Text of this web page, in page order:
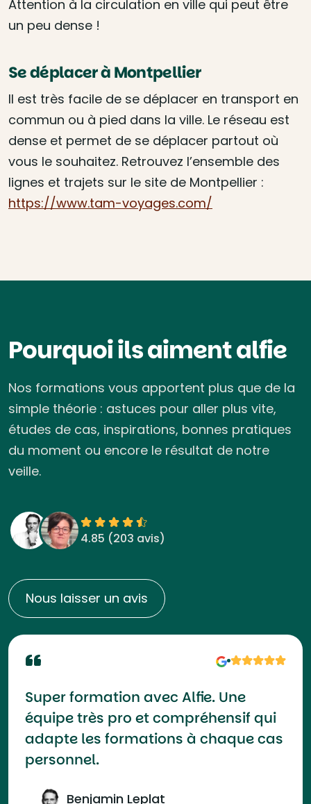
Attention à la circulation en ville qui peut être
un peu dense !
Se déplacer à Montpellier
Il est très facile de se déplacer en transport en
commun ou à pied dans la ville. Le réseau est
dense et permet de se déplacer partout où
vous le souhaitez. Retrouvez l’ensemble des
lignes et trajets sur le site de Montpellier :
https://www.tam-voyages.com/
Pourquoi ils aiment alfie
Nos formations vous apportent plus que de la
simple théorie : astuces pour aller plus vite,
études de cas, inspirations, bonnes pratiques
du moment ou encore le résultat de notre
veille.
4.85 (203 avis)
Nous laisser un avis
Super formation avec Alfie. Une
équipe très pro et compréhensif qui
adapte les formations à chaque cas
personnel.
Benjamin Leplat